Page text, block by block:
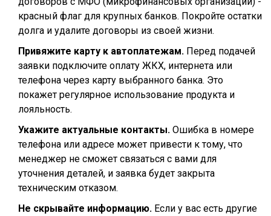
красный флаг для крупных банков. Покройте остатки
долга и удалите договоры из своей жизни.
Привяжите карту к автоплатежам. Перед подачей
заявки подключите оплату ЖКХ, интернета или
телефона через карту выбранного банка. Это
покажет регулярное использование продукта и
лояльность.
Укажите актуальные контакты. Ошибка в номере
телефона или адресе может привести к тому, что
менеджер не сможет связаться с вами для
уточнения деталей, и заявка будет закрыта
техническим отказом.
Не скрывайте информацию. Если у вас есть другие